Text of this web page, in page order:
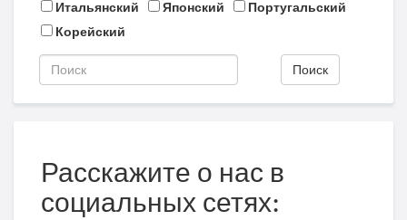
Итальянский
Японский
Португальский
Корейский
Поиск
Расскажите о нас в
социальных сетях: